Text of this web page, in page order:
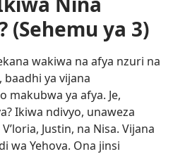
(Sehemu ya 3)
wakiwa na afya nzuri na
ya vijana
makubwa ya afya. Je,
Ikiwa ndivyo, unaweza
Justin, na Nisa. Vijana
wa Yehova. Ona jinsi